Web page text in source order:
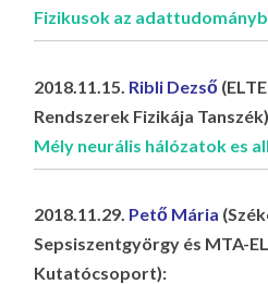
Fizikusok az
2018.11.15. Ribli Dezső
Rendszerek Fizikája
Mély neurális hálózatok es
2018.11.29. Pető Mária
Sepsiszentgyörgy és MTA-
Kutatócsoport):